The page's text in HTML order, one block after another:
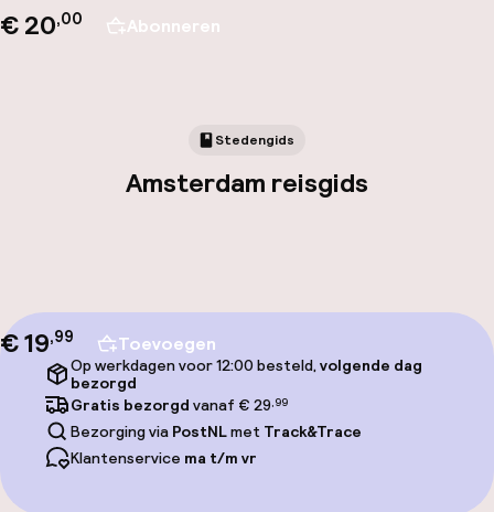
€ 20,00 Abonneren
Stedengids
Amsterdam reisgids
€ 19,99 Toevoegen
Op werkdagen voor 12:00 besteld,volgende dag
bezorgd
Gratis bezorgd vanaf € 29,99
Bezorging via PostNLmet Track&Trace
Klantenservice ma t/m vr